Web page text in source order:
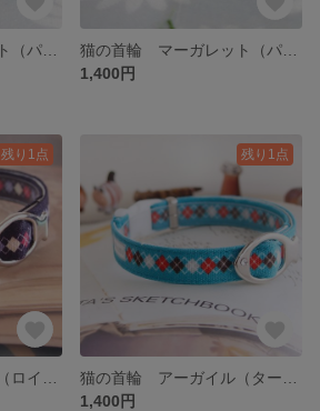
1,400円
残り1点 残り1点
1,400円